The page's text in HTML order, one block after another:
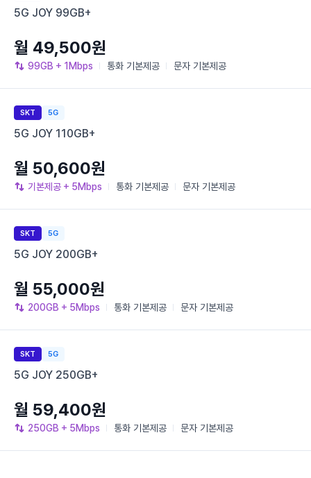
5G JOY 99GB+
99GB + 1Mbps 통화 기본제공 문자 기본제공
월 49,500원
SKT 5G
5G JOY 110GB+
기본제공 + 5Mbps 통화 기본제공 문자 기본제공
월 50,600원
SKT 5G
5G JOY 200GB+
200GB + 5Mbps 통화 기본제공 문자 기본제공
월 55,000원
SKT 5G
5G JOY 250GB+
250GB + 5Mbps 통화 기본제공 문자 기본제공
월 59,400원